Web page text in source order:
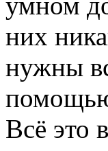
них
нужны
Всё это